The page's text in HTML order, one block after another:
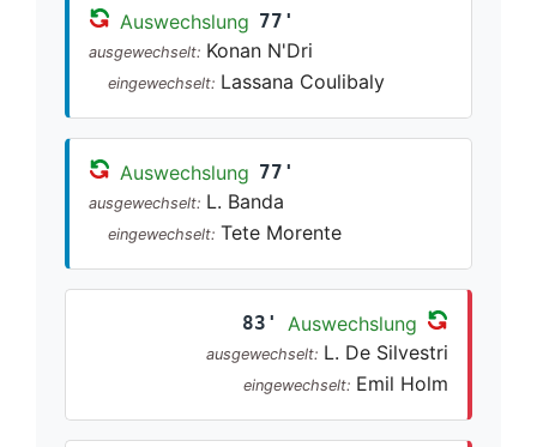
Auswechslung 77'
ausgewechselt: Konan N'Dri
eingewechselt: Lassana Coulibaly
Auswechslung 77'
ausgewechselt: L. Banda
eingewechselt: Tete Morente
83' Auswechslung
ausgewechselt: L. De Silvestri
eingewechselt: Emil Holm